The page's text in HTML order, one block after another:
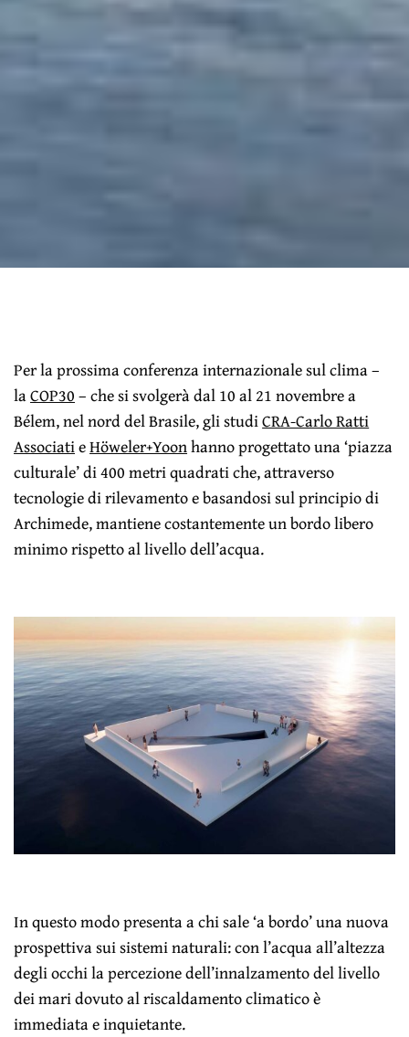
Per la prossima conferenza internazionale sul clima –
laCOP30– che si svolgerà dal 10 al 21 novembre a
Bélem, nel nord del Brasile, gli studiCRA-Carlo Ratti
AssociatieHöweler+Yoonhanno progettato una ‘piazza
culturale’ di 400 metri quadrati che, attraverso
tecnologie di rilevamento e basandosi sul principio di
Archimede, mantiene costantemente un bordo libero
minimo rispetto al livello dell’acqua.
In questo modo presenta a chi sale ‘a bordo’ una nuova
prospettiva sui sistemi naturali: con l’acqua all’altezza
degli occhi la percezione dell’innalzamento del livello
dei mari dovuto al riscaldamento climatico è
immediata e inquietante.